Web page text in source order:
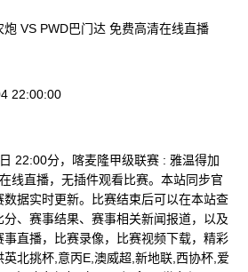
炮 VS PWD巴门达 免费高清在线直播
22:00:00
22:00分，喀麦隆甲级联赛 : 雅温得加
线直播，无插件观看比赛。本站同步官
据实时更新。比赛结束后可以在本站查
、赛事结果、赛事相关新闻报道，以及
事直播，比赛录像，比赛视频下载，精彩
北挑杯,意丙E,澳威超,新地联,西协杯,爱